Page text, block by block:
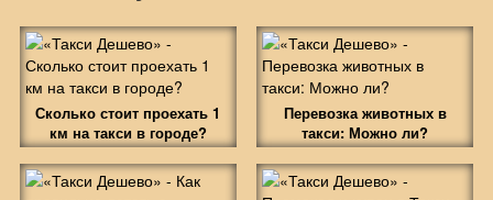
Сколько стоит проехать 1
км на такси в городе?
Перевозка животных в
такси: Можно ли?